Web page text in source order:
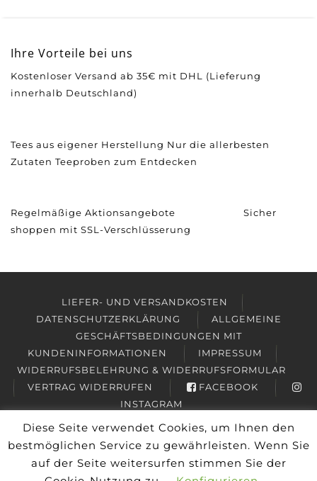
Ihre Vorteile bei uns
Kostenloser Versand ab 35€ mit DHL (Lieferung
innerhalb Deutschland)
Tees aus eigener Herstellung Nur die allerbesten
Zutaten Teeproben zum Entdecken
Regelmäßige Aktionsangebote Sicher
shoppen mit SSL-Verschlüsserung
LIEFER- UND VERSANDKOSTEN
DATENSCHUTZERKLÄRUNG
ALLGEMEINE
GESCHÄFTSBEDINGUNGEN MIT
KUNDENINFORMATIONEN
IMPRESSUM
WIDERRUFSBELEHRUNG & WIDERRUFSFORMULAR
VERTRAG WIDERRUFEN
FACEBOOK
INSTAGRAM
Copyright © 2026Friesisches Teehaus Wyk
Alle Preise inkl. der gesetzlichen MwSt.
Diese Seite verwendet Cookies, um Ihnen den
bestmöglichen Service zu gewährleisten. Wenn Sie
auf der Seite weitersurfen stimmen Sie der